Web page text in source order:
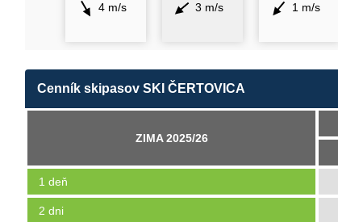
4 m/s 3 m/s 1 m/s
Cenník skipasov SKI ČERTOVICA
ZIMA 2025/26
1 deň
2 dni